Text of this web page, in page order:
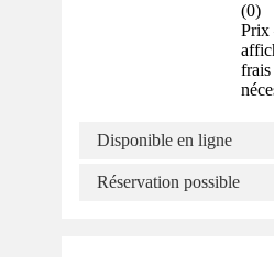
(0)
Prix
frais
Disponible en ligne
Réservation possible